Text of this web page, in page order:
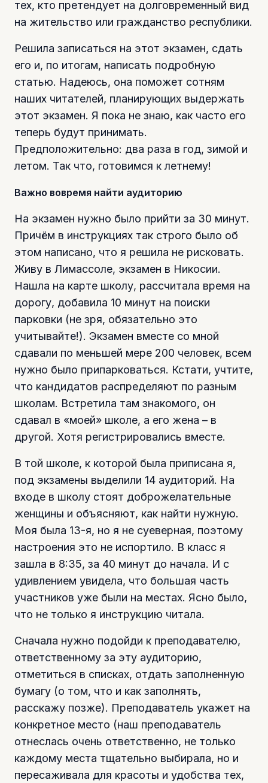
тех, кто претендует на долговременный вид
на жительство или гражданство республики.
Решила записаться на этот экзамен, сдать
его и, по итогам, написать подробную
статью. Надеюсь, она поможет сотням
наших читателей, планирующих выдержать
этот экзамен. Я пока не знаю, как часто его
теперь будут принимать.
Предположительно: два раза в год, зимой и
летом. Так что, готовимся к летнему!
Важно вовремя найти аудиторию
На экзамен нужно было прийти за 30 минут.
Причём в инструкциях так строго было об
этом написано, что я решила не рисковать.
Живу в Лимассоле, экзамен в Никосии.
Нашла на карте школу, рассчитала время на
дорогу, добавила 10 минут на поиски
парковки (не зря, обязательно это
учитывайте!). Экзамен вместе со мной
сдавали по меньшей мере 200 человек, всем
нужно было припарковаться. Кстати, учтите,
что кандидатов распределяют по разным
школам. Встретила там знакомого, он
сдавал в «моей» школе, а его жена – в
другой. Хотя регистрировались вместе.
В той школе, к которой была приписана я,
под экзамены выделили 14 аудиторий. На
входе в школу стоят доброжелательные
женщины и объясняют, как найти нужную.
Моя была 13-я, но я не суеверная, поэтому
настроения это не испортило. В класс я
зашла в 8:35, за 40 минут до начала. И с
удивлением увидела, что большая часть
участников уже были на местах. Ясно было,
что не только я инструкцию читала.
Сначала нужно подойди к преподавателю,
ответственному за эту аудиторию,
отметиться в списках, отдать заполненную
бумагу (о том, что и как заполнять,
расскажу позже). Преподаватель укажет на
конкретное место (наш преподаватель
отнеслась очень ответственно, не только
каждому места тщательно выбирала, но и
пересаживала для красоты и удобства тех,